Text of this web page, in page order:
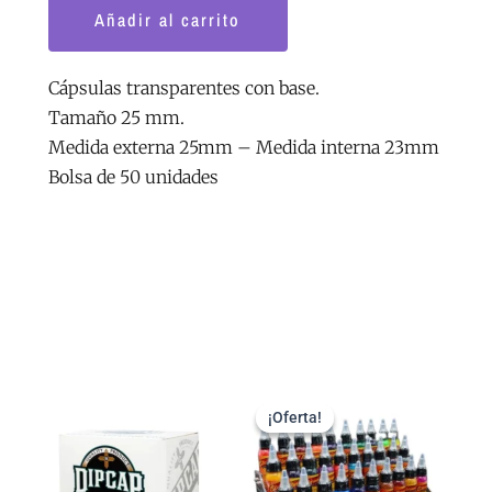
mm
cantidad
Añadir al carrito
Cápsulas transparentes con base.
Tamaño 25 mm.
Medida externa 25mm – Medida interna 23mm
Bolsa de 50 unidades
precios:
desde
1.82€
hasta
múltiples
¡Oferta!
¡Oferta!
precio
original
era:
18.15€.
actual
es:
15.43€.